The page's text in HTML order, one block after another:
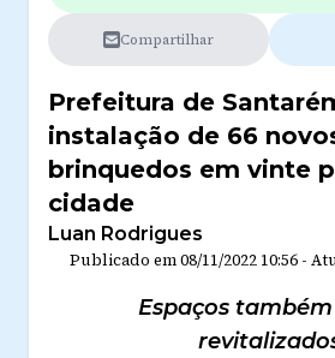
Compartilhar
Prefeitura de
instalação de 66
brinquedos em vinte
cidade
Luan Rodrigues
Publicado em08/11/2022 10:56 -
Espaços